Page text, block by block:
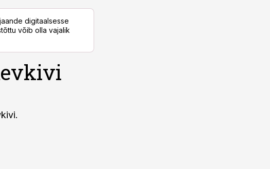
digitaalsesse
võib olla vajalik